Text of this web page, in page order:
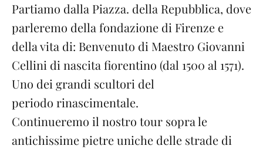
Partiamo dalla Piazza. della Repubblica, dove
parleremo della fondazione di Firenze e
della vita di: Benvenuto di Maestro Giovanni
Cellini di nascita fiorentino (dal 1500 al 1571).
Uno dei grandi scultori del
periodo rinascimentale.
Continueremo il nostro tour sopra le
antichissime pietre uniche delle strade di